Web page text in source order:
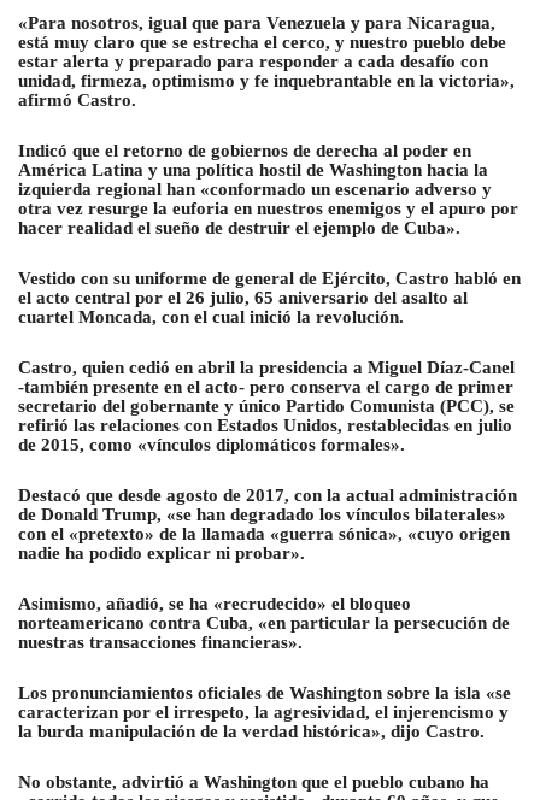
«Para nosotros, igual que para Venezuela y para Nicaragua,
está muy claro que se estrecha el cerco, y nuestro pueblo debe
estar alerta y preparado para responder a cada desafío con
unidad, firmeza, optimismo y fe inquebrantable en la victoria»,
afirmó Castro.
Indicó que el retorno de gobiernos de derecha al poder en
América Latina y una política hostil de Washington hacia la
izquierda regional han «conformado un escenario adverso y
otra vez resurge la euforia en nuestros enemigos y el apuro por
hacer realidad el sueño de destruir el ejemplo de Cuba».
Vestido con su uniforme de general de Ejército, Castro habló en
el acto central por el 26 julio, 65 aniversario del asalto al
cuartel Moncada, con el cual inició la revolución.
Castro, quien cedió en abril la presidencia a Miguel Díaz-Canel
-también presente en el acto- pero conserva el cargo de primer
secretario del gobernante y único Partido Comunista (PCC), se
refirió las relaciones con Estados Unidos, restablecidas en julio
de 2015, como «vínculos diplomáticos formales».
Destacó que desde agosto de 2017, con la actual administración
de Donald Trump, «se han degradado los vínculos bilaterales»
con el «pretexto» de la llamada «guerra sónica», «cuyo origen
nadie ha podido explicar ni probar».
Asimismo, añadió, se ha «recrudecido» el bloqueo
norteamericano contra Cuba, «en particular la persecución de
nuestras transacciones financieras».
Los pronunciamientos oficiales de Washington sobre la isla «se
caracterizan por el irrespeto, la agresividad, el injerencismo y
la burda manipulación de la verdad histórica», dijo Castro.
No obstante, advirtió a Washington que el pueblo cubano ha